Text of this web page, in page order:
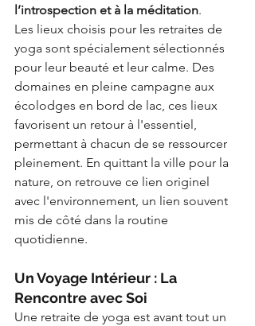
l’introspection et à la méditation.
Les lieux choisis pour les retraites de
yoga sont spécialement sélectionnés
pour leur beauté et leur calme. Des
domaines en pleine campagne aux
écolodges en bord de lac, ces lieux
favorisent un retour à l'essentiel,
permettant à chacun de se ressourcer
pleinement. En quittant la ville pour la
nature, on retrouve ce lien originel
avec l'environnement, un lien souvent
mis de côté dans la routine
quotidienne.
Un Voyage Intérieur : La
Rencontre avec Soi
Une retraite de yoga est avant tout un